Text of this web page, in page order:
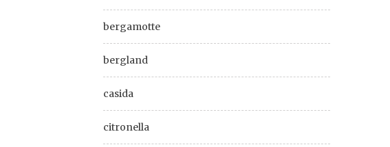
bergamotte
bergland
casida
citronella